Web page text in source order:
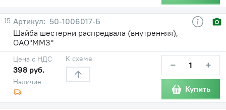
15
50-1006017-Б
Шайба шестерни распредвала (внутренняя),
ОАО"ММЗ"
Наличие
Цена с НДС
398 руб.
К схеме − +
Купить